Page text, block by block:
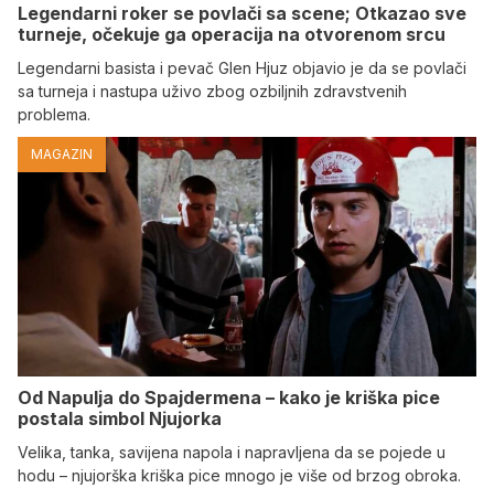
Legendarni roker se povlači sa scene; Otkazao sve
turneje, očekuje ga operacija na otvorenom srcu
Legendarni basista i pevač Glen Hjuz objavio je da se povlači
sa turneja i nastupa uživo zbog ozbiljnih zdravstvenih
problema.
MAGAZIN
Od Napulja do Spajdermena – kako je kriška pice
postala simbol Njujorka
Velika, tanka, savijena napola i napravljena da se pojede u
hodu – njujorška kriška pice mnogo je više od brzog obroka.